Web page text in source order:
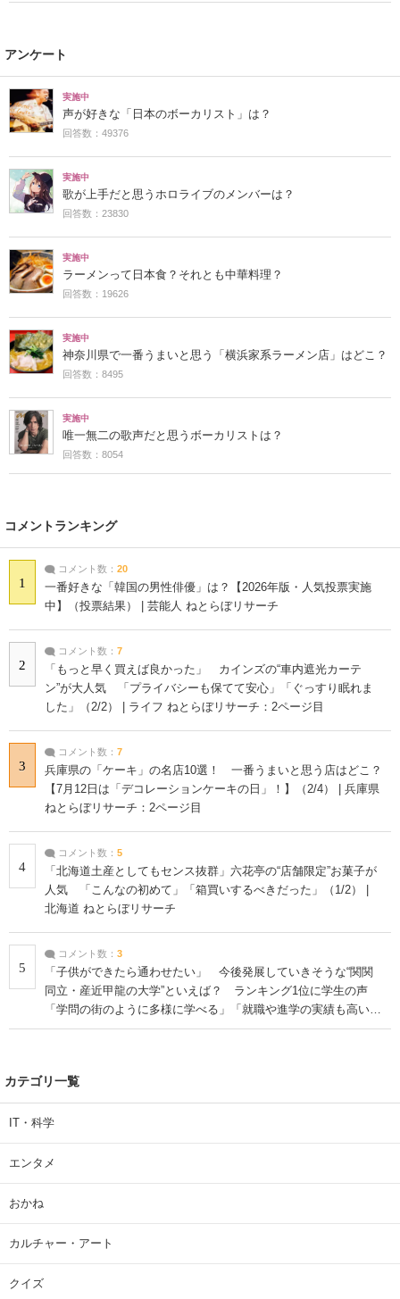
アンケート
実施中
声が好きな「日本のボーカリスト」は？
回答数：49376
実施中
歌が上手だと思うホロライブのメンバーは？
回答数：23830
実施中
ラーメンって日本食？それとも中華料理？
回答数：19626
実施中
神奈川県で一番うまいと思う「横浜家系ラーメン店」はどこ？
回答数：8495
実施中
唯一無二の歌声だと思うボーカリストは？
回答数：8054
コメントランキング
1
コメント数： 20
一番好きな「韓国の男性俳優」は？【2026年版・人気投票実施
中】（投票結果） | 芸能人 ねとらぼリサーチ
2
コメント数： 7
「もっと早く買えば良かった」 カインズの“車内遮光カーテ
ン”が大人気 「プライバシーも保てて安心」「ぐっすり眠れま
した」（2/2） | ライフ ねとらぼリサーチ：2ページ目
3
コメント数： 7
兵庫県の「ケーキ」の名店10選！ 一番うまいと思う店はどこ？
【7月12日は「デコレーションケーキの日」！】（2/4） | 兵庫県
ねとらぼリサーチ：2ページ目
4
コメント数： 5
「北海道土産としてもセンス抜群」六花亭の“店舗限定”お菓子が
人気 「こんなの初めて」「箱買いするべきだった」（1/2） |
北海道 ねとらぼリサーチ
5
コメント数： 3
「子供ができたら通わせたい」 今後発展していきそうな“関関
同立・産近甲龍の大学”といえば？ ランキング1位に学生の声
「学問の街のように多様に学べる」「就職や進学の実績も高い」
| 大学 ねとらぼリサーチ
カテゴリ一覧
IT・科学
エンタメ
おかね
カルチャー・アート
クイズ